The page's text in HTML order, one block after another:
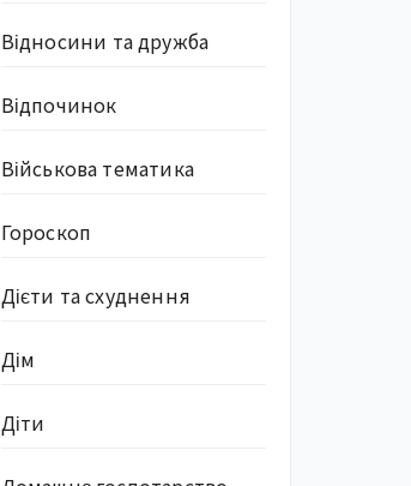
Відносини та дружба
Відпочинок
Військова тематика
Гороскоп
Дієти та схуднення
Дім
Діти